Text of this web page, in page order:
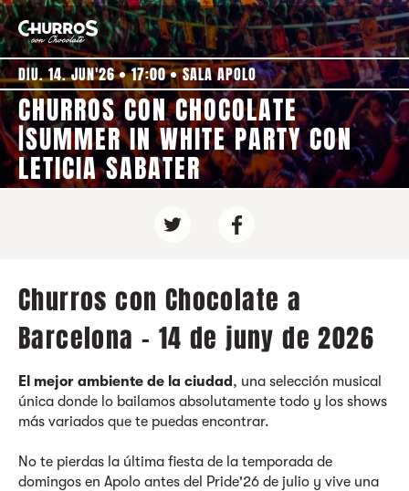
DIU. 14. JUN'26 17:00 SALA APOLO
CHURROS CON CHOCOLATE
|SUMMER IN WHITE PARTY CON
LETICIA SABATER
Churros con Chocolate a
Barcelona - 14 de juny de 2026
El mejor ambiente de la ciudad , una selección musical
única donde lo bailamos absolutamente todo y los shows
más variados que te puedas encontrar.
No te pierdas la última fiesta de la temporada de
domingos en Apolo antes del Pride'26 de julio y vive una